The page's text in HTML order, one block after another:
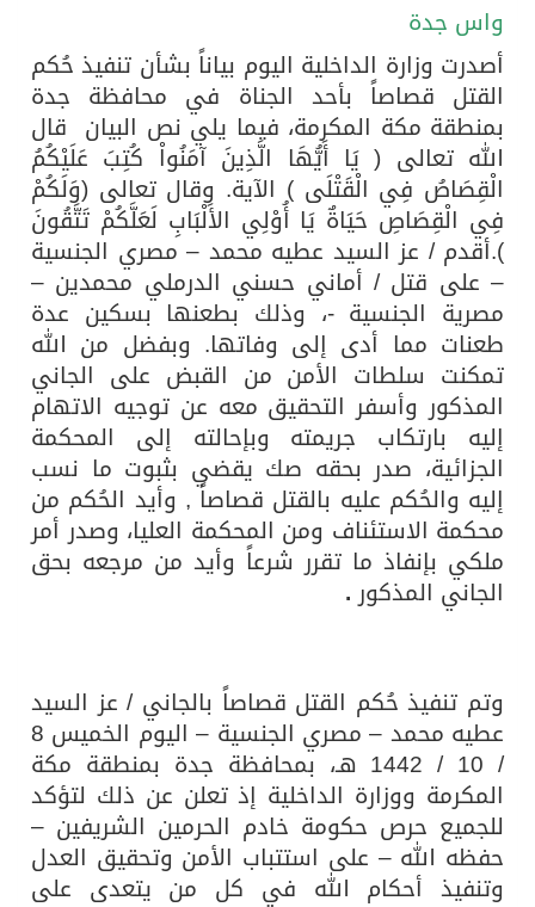
مركز الملك سلمان للإغاثة يضع حجر الأساس لمشروع بناء وإعادة تأهيل 13 مدرسة في محافظتي لحج والضالع
واس جدة
أصدرت وزارة الداخلية اليوم بياناً بشأن تنفيذ حُكم
القتل قصاصاً بأحد الجناة في محافظة جدة
بمنطقة مكة المكرمة، فيما يلي نص البيان قال
الله تعالى ( يَا أَيُّهَا الَّذِينَ آمَنُواْ كُتِبَ عَلَيْكُمُ
الْقِصَاصُ فِي الْقَتْلَى ) الآية. وقال تعالى (وَلَكُمْ
فِي الْقِصَاصِ حَيَاةٌ يَا أُوْلِي الأَلْبَابِ لَعَلَّكُمْ تَتَّقُونَ
).أقدم / عز السيد عطيه محمد – مصري الجنسية
– على قتل / أماني حسني الدرملي محمدين –
مصرية الجنسية -، وذلك بطعنها بسكين عدة
طعنات مما أدى إلى وفاتها. وبفضل من الله
تمكنت سلطات الأمن من القبض على الجاني
المذكور وأسفر التحقيق معه عن توجيه الاتهام
إليه بارتكاب جريمته وبإحالته إلى المحكمة
الجزائية، صدر بحقه صك يقضي بثبوت ما نسب
إليه والحُكم عليه بالقتل قصاصاً , وأيد الحُكم من
محكمة الاستئناف ومن المحكمة العليا، وصدر أمر
ملكي بإنفاذ ما تقرر شرعاً وأيد من مرجعه بحق
الجاني المذكور.
وتم تنفيذ حُكم القتل قصاصاً بالجاني / عز السيد
عطيه محمد – مصري الجنسية – اليوم الخميس 8
/ 10 / 1442 هـ، بمحافظة جدة بمنطقة مكة
المكرمة ووزارة الداخلية إذ تعلن عن ذلك لتؤكد
للجميع حرص حكومة خادم الحرمين الشريفين –
حفظه الله – على استتباب الأمن وتحقيق العدل
وتنفيذ أحكام الله في كل من يتعدى على